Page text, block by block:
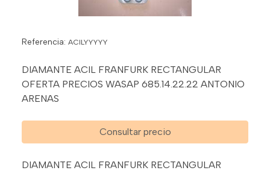
Referencia: ACILYYYYY
DIAMANTE ACIL FRANFURK RECTANGULAR
OFERTA PRECIOS WASAP 685.14.22.22 ANTONIO
ARENAS
Consultar precio
DIAMANTE ACIL FRANFURK RECTANGULAR